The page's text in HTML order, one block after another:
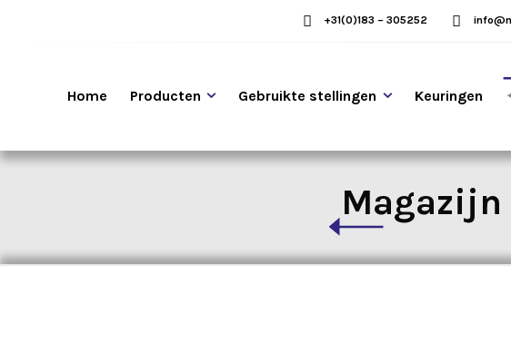
+31(0)183 – 305252
Home Producten Gebruikte stellingen Keuringen